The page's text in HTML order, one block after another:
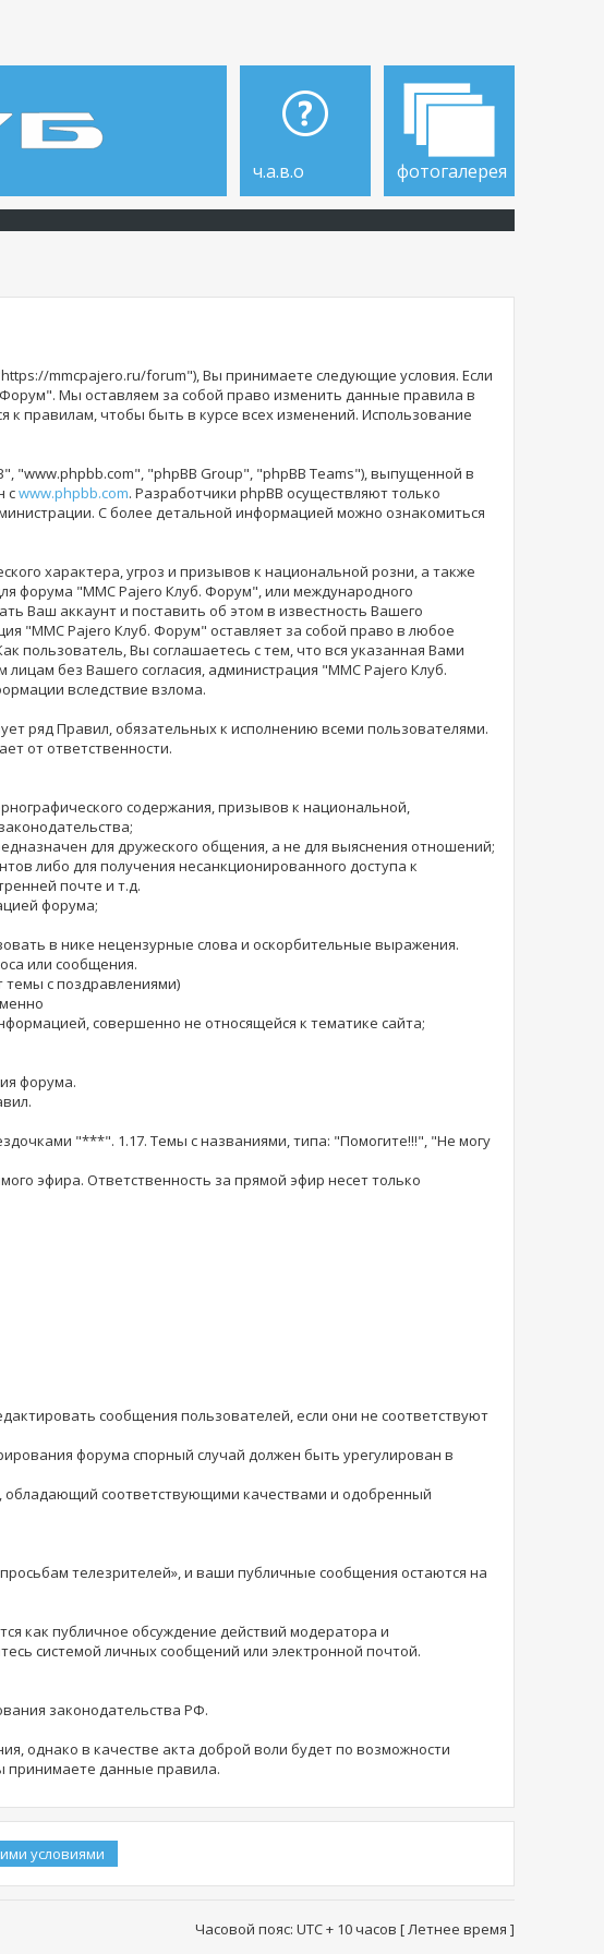
ч.а.в.о фотогалерея
mmcpajero.ru/forum"), Вы принимаете следующие условия. Если
Мы оставляем за собой право изменить данные правила в
правилам, чтобы быть в курсе всех изменений. Использование
"phpBB Group", "phpBB Teams"), выпущенной в
сwww.phpbb.com. Разработчики phpBB осуществляют только
С более детальной информацией можно ознакомиться
характера, угроз и призывов к национальной розни, а также
форума "MMC Pajero Клуб. Форум", или международного
Ваш аккаунт и поставить об этом в известность Вашего
"MMC Pajero Клуб. Форум" оставляет за собой право в любое
пользователь, Вы соглашаетесь с тем, что вся указанная Вами
без Вашего согласия, администрация "MMC Pajero Клуб.
вследствие взлома.
ряд Правил, обязательных к исполнению всеми пользователями.
от ответственности.
содержания, призывов к национальной,
для дружеского общения, а не для выяснения отношений;
либо для получения несанкционированного доступа к
почте и т.д.
форума;
в нике нецензурные слова и оскорбительные выражения.
или сообщения.
темы с поздравлениями)
совершенно не относящейся к тематике сайта;
форума.
"***". 1.17. Темы с названиями, типа: "Помогите!!!", "Не могу
эфира. Ответственность за прямой эфир несет только
сообщения пользователей, если они не соответствуют
форума спорный случай должен быть урегулирован в
обладающий соответствующими качествами и одобренный
телезрителей», и ваши публичные сообщения остаются на
как публичное обсуждение действий модератора и
системой личных сообщений или электронной почтой.
законодательства РФ.
однако в качестве акта доброй воли будет по возможности
принимаете данные правила.
Часовой пояс: UTC + 10 часов [ Летнее время ]